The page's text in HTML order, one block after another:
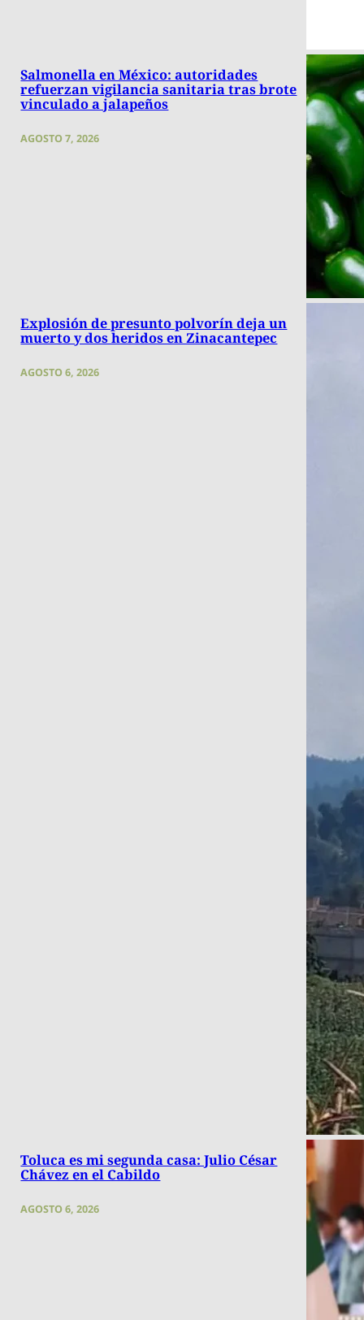
Salmonella en México: autoridades
refuerzan vigilancia sanitaria tras brote
vinculado a jalapeños
AGOSTO 7, 2026
Explosión de presunto polvorín deja un
muerto y dos heridos en Zinacantepec
AGOSTO 6, 2026
Toluca es mi segunda casa: Julio César
Chávez en el Cabildo
AGOSTO 6, 2026